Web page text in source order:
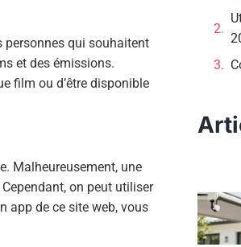
personnes qui souhaitent
et des émissions.
film ou d’être disponible
Malheureusement, une
on peut utiliser
app de ce site web, vous